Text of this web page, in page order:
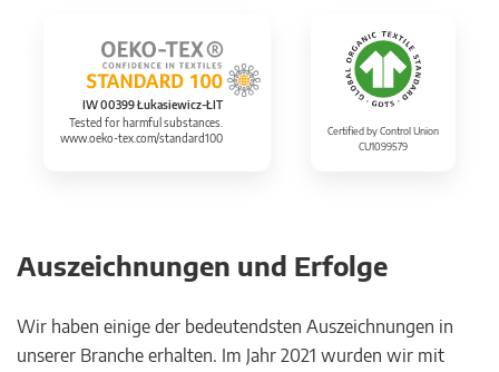
IW 00399 Łukasiewicz-ŁIT
Tested for harmful substances.
www.oeko-tex.com/standard100
Certified by Control Union
CU1099579
Auszeichnungen und Erfolge
Wir haben einige der bedeutendsten Auszeichnungen in
unserer Branche erhalten. Im Jahr 2021 wurden wir mit